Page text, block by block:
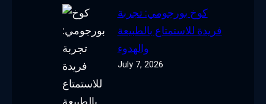
كوخ بورجومي: تجربة
فريدة للاستمتاع بالطبيعة
والهدوء
July 7, 2026